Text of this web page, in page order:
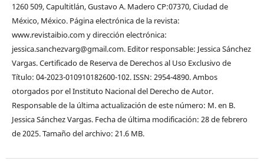
1260 509, Capultitlán, Gustavo A. Madero CP:07370, Ciudad de
México, México. Página electrónica de la revista:
www.revistaibio.com y dirección electrónica:
jessica.sanchezvarg@gmail.com. Editor responsable: Jessica Sánchez
Vargas. Certificado de Reserva de Derechos al Uso Exclusivo de
Título: 04-2023-010910182600-102. ISSN: 2954-4890. Ambos
otorgados por el Instituto Nacional del Derecho de Autor.
Responsable de la última actualización de este número: M. en B.
Jessica Sánchez Vargas. Fecha de última modificación: 28 de febrero
de 2025. Tamaño del archivo: 21.6 MB.